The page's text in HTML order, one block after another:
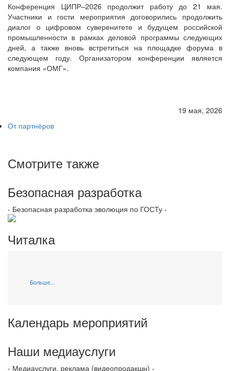
Конференция ЦИПР–2026 продолжит работу до 21 мая.
Участники и гости мероприятия договорились продолжить
диалог о цифровом суверенитете и будущем российской
промышленности в рамках деловой программы следующих
дней, а также вновь встретиться на площадке форума в
следующем году. Организатором конференции является
компания «ОМГ».
19 мая, 2026
От партнёров
Смотрите также
Безопасная разработка
- Безопасная разработка эволюция по ГОСТу -
Читалка
Больше...
Календарь мероприятий
Наши медиауслуги
- Медиауслуги, реклама (видеопродакшн) -